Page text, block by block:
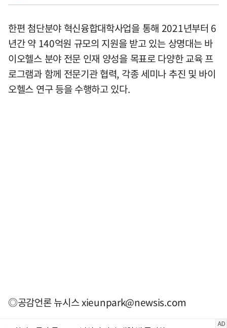
한편 첨단분야 혁신융합대학사업을 통해 2021년부터 6
년간 약 140억원 규모의 지원을 받고 있는 상명대는 바
이오헬스 분야 전문 인재 양성을 목표로 다양한 교육 프
로그램과 함께 전문기관 협력, 각종 세미나 추진 및 바이
오헬스 연구 등을 수행하고 있다.
◎공감언론 뉴시스xieunpark@newsis.com